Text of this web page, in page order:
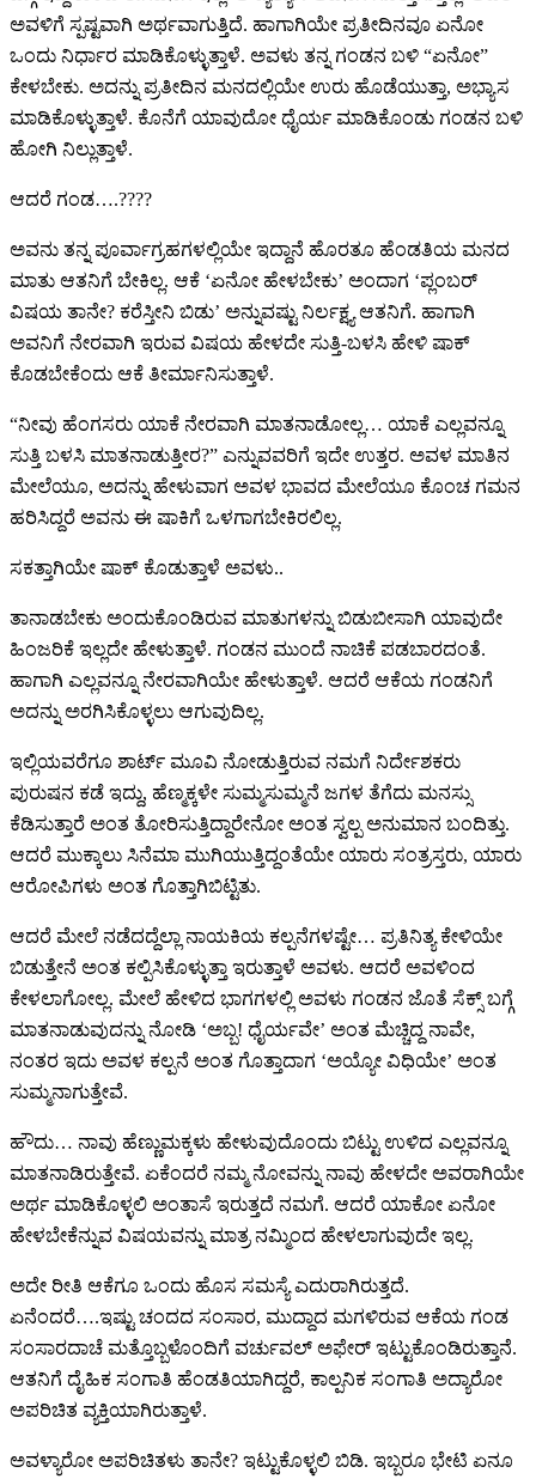
ಅವಳಿಗೆ ಸ್ಪಷ್ಟವಾಗಿ ಅರ್ಥವಾಗುತ್ತಿದೆ. ಹಾಗಾಗಿಯೇ ಪ್ರತೀದಿನವೂ ಏನೋ
ಒಂದು ನಿರ್ಧಾರ ಮಾಡಿಕೊಳ್ಳುತ್ತಾಳೆ. ಅವಳು ತನ್ನ ಗಂಡನ ಬಳಿ “ಏನೋ”
ಕೇಳಬೇಕು. ಅದನ್ನು ಪ್ರತೀದಿನ ಮನದಲ್ಲಿಯೇ ಉರು ಹೊಡೆಯುತ್ತಾ, ಅಭ್ಯಾಸ
ಮಾಡಿಕೊಳ್ಳುತ್ತಾಳೆ. ಕೊನೆಗೆ ಯಾವುದೋ ಧೈರ್ಯ ಮಾಡಿಕೊಂಡು ಗಂಡನ ಬಳಿ
ಹೋಗಿ ನಿಲ್ಲುತ್ತಾಳೆ.
ಆದರೆ ಗಂಡ….????
ಅವನು ತನ್ನ ಪೂರ್ವಾಗ್ರಹಗಳಲ್ಲಿಯೇ ಇದ್ದಾನೆ ಹೊರತೂ ಹೆಂಡತಿಯ ಮನದ
ಮಾತು ಆತನಿಗೆ ಬೇಕಿಲ್ಲ. ಆಕೆ ‘ಏನೋ ಹೇಳಬೇಕು’ ಅಂದಾಗ ‘ಪ್ಲಂಬರ್
ವಿಷಯ ತಾನೇ? ಕರೆಸ್ತೀನಿ ಬಿಡು’ ಅನ್ನುವಷ್ಟು ನಿರ್ಲಕ್ಷ್ಯ ಆತನಿಗೆ. ಹಾಗಾಗಿ
ಅವನಿಗೆ ನೇರವಾಗಿ ಇರುವ ವಿಷಯ ಹೇಳದೇ ಸುತ್ತಿ-ಬಳಸಿ ಹೇಳಿ ಷಾಕ್
ಕೊಡಬೇಕೆಂದು ಆಕೆ ತೀರ್ಮಾನಿಸುತ್ತಾಳೆ.
“ನೀವು ಹೆಂಗಸರು ಯಾಕೆ ನೇರವಾಗಿ ಮಾತನಾಡೋಲ್ಲ… ಯಾಕೆ ಎಲ್ಲವನ್ನೂ
ಸುತ್ತಿ ಬಳಸಿ ಮಾತನಾಡುತ್ತೀರ?” ಎನ್ನುವವರಿಗೆ ಇದೇ ಉತ್ತರ. ಅವಳ ಮಾತಿನ
ಮೇಲೆಯೂ, ಅದನ್ನು ಹೇಳುವಾಗ ಅವಳ ಭಾವದ ಮೇಲೆಯೂ ಕೊಂಚ ಗಮನ
ಹರಿಸಿದ್ದರೆ ಅವನು ಈ ಷಾಕಿಗೆ ಒಳಗಾಗಬೇಕಿರಲಿಲ್ಲ.
ಸಕತ್ತಾಗಿಯೇ ಷಾಕ್ ಕೊಡುತ್ತಾಳೆ ಅವಳು‌..
ತಾನಾಡಬೇಕು ಅಂದುಕೊಂಡಿರುವ ಮಾತುಗಳನ್ನು ಬಿಡುಬೀಸಾಗಿ ಯಾವುದೇ
ಹಿಂಜರಿಕೆ ಇಲ್ಲದೇ ಹೇಳುತ್ತಾಳೆ. ಗಂಡನ ಮುಂದೆ ನಾಚಿಕೆ ಪಡಬಾರದಂತೆ.
ಹಾಗಾಗಿ ಎಲ್ಲವನ್ನೂ ನೇರವಾಗಿಯೇ ಹೇಳುತ್ತಾಳೆ. ಆದರೆ ಆಕೆಯ ಗಂಡನಿಗೆ
ಅದನ್ನು ಅರಗಿಸಿಕೊಳ್ಳಲು ಆಗುವುದಿಲ್ಲ.
ಇಲ್ಲಿಯವರೆಗೂ ಶಾರ್ಟ್ ಮೂವಿ ನೋಡುತ್ತಿರುವ ನಮಗೆ ನಿರ್ದೇಶಕರು
ಪುರುಷನ ಕಡೆ ಇದ್ದು, ಹೆಣ್ಮಕ್ಕಳೇ ಸುಮ್ಮಸುಮ್ಮನೆ ಜಗಳ ತೆಗೆದು ಮನಸ್ಸು
ಕೆಡಿಸುತ್ತಾರೆ ಅಂತ ತೋರಿಸುತ್ತಿದ್ದಾರೇನೋ ಅಂತ ಸ್ವಲ್ಪ ಅನುಮಾನ ಬಂದಿತ್ತು.
ಆದರೆ ಮುಕ್ಕಾಲು ಸಿನೆಮಾ ಮುಗಿಯುತ್ತಿದ್ದಂತೆಯೇ ಯಾರು ಸಂತ್ರಸ್ತರು, ಯಾರು
ಆರೋಪಿಗಳು ಅಂತ ಗೊತ್ತಾಗಿಬಿಟ್ಟಿತು.
ಆದರೆ ಮೇಲೆ ನಡೆದದ್ದೆಲ್ಲಾ ನಾಯಕಿಯ ಕಲ್ಪನೆಗಳಷ್ಟೇ… ಪ್ರತಿನಿತ್ಯ ಕೇಳಿಯೇ
ಬಿಡುತ್ತೇನೆ ಅಂತ ಕಲ್ಪಿಸಿಕೊಳ್ಳುತ್ತಾ ಇರುತ್ತಾಳೆ ಅವಳು. ಆದರೆ ಅವಳಿಂದ
ಕೇಳಲಾಗೋಲ್ಲ. ಮೇಲೆ ಹೇಳಿದ ಭಾಗಗಳಲ್ಲಿ ಅವಳು ಗಂಡನ ಜೊತೆ ಸೆಕ್ಸ್ ಬಗ್ಗೆ
ಮಾತನಾಡುವುದನ್ನು ನೋಡಿ ‘ಅಬ್ಬ! ಧೈರ್ಯವೇ’ ಅಂತ ಮೆಚ್ಚಿದ್ದ ನಾವೇ,
ನಂತರ ಇದು ಅವಳ ಕಲ್ಪನೆ ಅಂತ ಗೊತ್ತಾದಾಗ ‘ಅಯ್ಯೋ ವಿಧಿಯೇ’ ಅಂತ
ಸುಮ್ಮನಾಗುತ್ತೇವೆ.
ಹೌದು… ನಾವು ಹೆಣ್ಣುಮಕ್ಕಳು ಹೇಳುವುದೊಂದು ಬಿಟ್ಟು ಉಳಿದ ಎಲ್ಲವನ್ನೂ
ಮಾತನಾಡಿರುತ್ತೇವೆ. ಏಕೆಂದರೆ ನಮ್ಮ ನೋವನ್ನು ನಾವು ಹೇಳದೇ ಅವರಾಗಿಯೇ
ಅರ್ಥ ಮಾಡಿಕೊಳ್ಳಲಿ ಅಂತಾಸೆ ಇರುತ್ತದೆ ನಮಗೆ. ಆದರೆ ಯಾಕೋ ಏನೋ
ಹೇಳಬೇಕೆನ್ನುವ ವಿಷಯವನ್ನು ಮಾತ್ರ ನಮ್ಮಿಂದ ಹೇಳಲಾಗುವುದೇ ಇಲ್ಲ.
ಅದೇ ರೀತಿ ಆಕೆಗೂ ಒಂದು ಹೊಸ ಸಮಸ್ಯೆ ಎದುರಾಗಿರುತ್ತದೆ‌.
ಏನೆಂದರೆ….ಇಷ್ಟು ಚಂದದ ಸಂಸಾರ, ಮುದ್ದಾದ ಮಗಳಿರುವ ಆಕೆಯ ಗಂಡ
ಸಂಸಾರದಾಚೆ ಮತ್ತೊಬ್ಬಳೊಂದಿಗೆ ವರ್ಚುವಲ್ ಅಫೇರ್ ಇಟ್ಟುಕೊಂಡಿರುತ್ತಾನೆ.
ಆತನಿಗೆ ದೈಹಿಕ ಸಂಗಾತಿ ಹೆಂಡತಿಯಾಗಿದ್ದರೆ, ಕಾಲ್ಪನಿಕ ಸಂಗಾತಿ ಅದ್ಯಾರೋ
ಅಪರಿಚಿತ ವ್ಯಕ್ತಿಯಾಗಿರುತ್ತಾಳೆ.
ಅವಳ್ಯಾರೋ ಅಪರಿಚಿತಳು ತಾನೇ? ಇಟ್ಟುಕೊಳ್ಳಲಿ ಬಿಡಿ. ಇಬ್ಬರೂ ಭೇಟಿ ಏನೂ